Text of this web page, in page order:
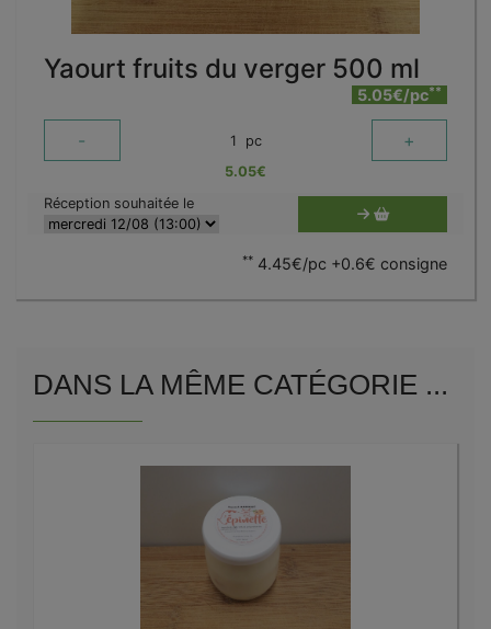
Yaourt fruits du verger 500 ml
5.05€/pc**
- 1 pc +
5.05€
Réception souhaitée le
** 4.45€/pc +0.6€ consigne
DANS LA MÊME CATÉGORIE ...